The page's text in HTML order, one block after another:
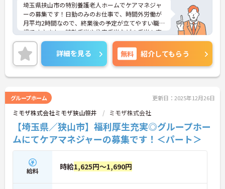
埼玉県挟山市の特別養護老人ホームでケアマネジャ
ーの募集です！日勤のみのお仕事で、時間外労働が
月平均2時間なので、終業後の予定が立てやすい職
場です♪また、精勤手当や住宅手当などの手当も充
実しているので、安心して働くことができます◎ご
興味のある方は、面接ポイントをお伝えしますの
で、お気軽にご連絡ください。
詳細を見る 無料 紹介してもらう
グループホーム 更新日：2025年12月26日
ミモザ株式会社ミモザ狭山笹井 ミモザ株式会社
【埼玉県／狭山市】福利厚生充実◎グループホー
ムにてケアマネジャーの募集です！＜パート＞
給料 時給1,625円～1,690円